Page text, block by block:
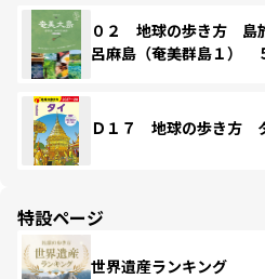
０２ 地球の歩き方
呂麻島（奄美群島１）
Ｄ１７ 地球の歩き方
特設ページ
世界遺産ランキング